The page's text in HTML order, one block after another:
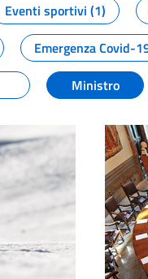
Eventi sportivi (1)
Emergenza Covid-
Ministro